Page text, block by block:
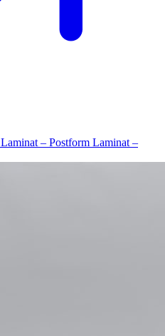
Laminat – Postform Laminat –